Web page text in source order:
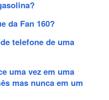
da Fan 160?
telefone de uma
uma vez em uma
mas nunca em um